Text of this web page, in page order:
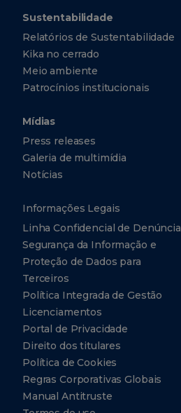
Sustentabilidade
Relatórios de Sustentabilidade
Kika no cerrado
Meio ambiente
Patrocínios institucionais
Mídias
Press releases
Galeria de multimídia
Notícias
Informações Legais
Linha Confidencial de Denúncia
Segurança da Informação e
Proteção de Dados para
Terceiros
Política Integrada de Gestão
Licenciamentos
Portal de Privacidade
Direito dos titulares
Política de Cookies
Regras Corporativas Globais
Manual Antitruste